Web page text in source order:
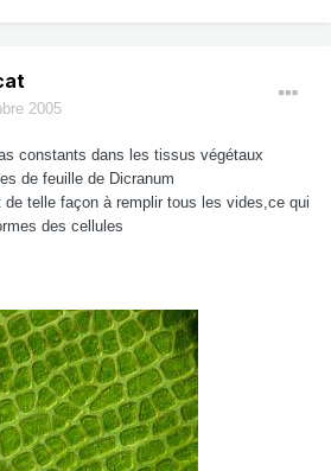
2005
constants dans les tissus végétaux
de feuille de Dicranum
de telle façon à remplir tous les vides,ce qui
des cellules